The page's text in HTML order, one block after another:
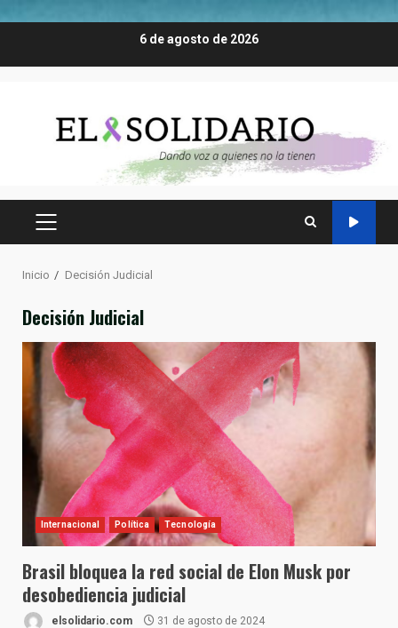
6 de agosto de 2026
MENÚ
Inicio Decisión Judicial
Decisión Judicial
Internacional Política Tecnología
Brasil bloquea la red social de Elon Musk por
desobediencia judicial
elsolidario.com 31 de agosto de 2024